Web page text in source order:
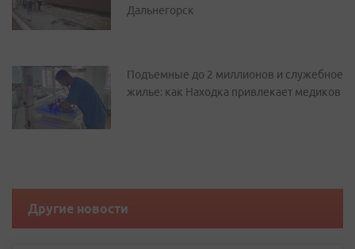
Дальнегорск
Подъемные до 2 миллионов и служебное
жилье: как Находка привлекает медиков
Другие новости